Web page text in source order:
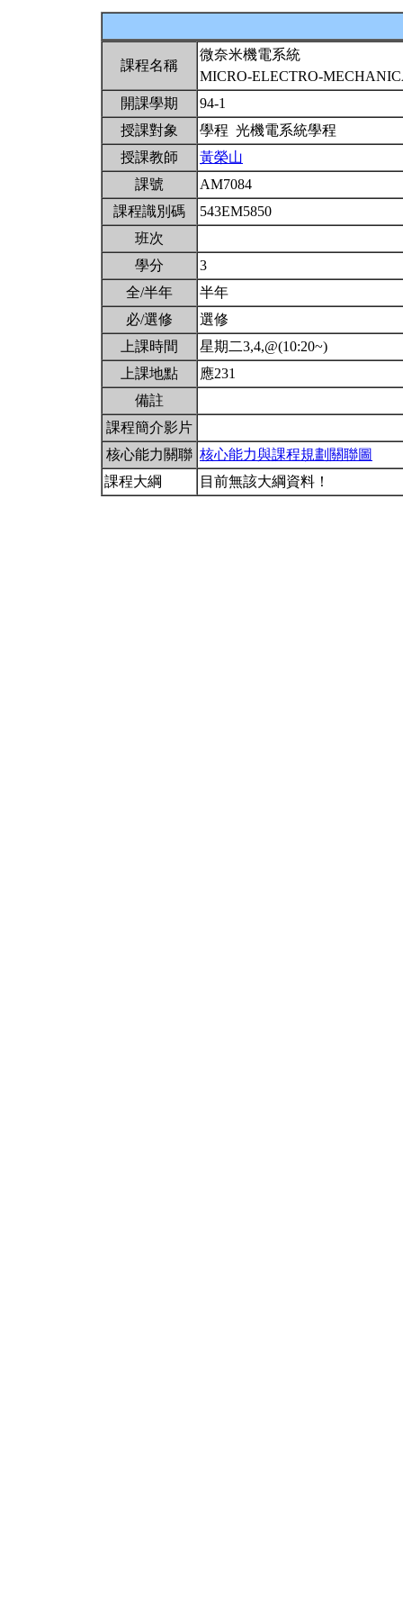
課程名稱
微奈米機電系統
MICRO-ELECTRO-
開課學期
94-1
授課對象
學程 光機電系統學程
授課教師
黃榮山
課號
AM7084
課程識別碼
543EM5850
班次
學分
3
全/半年
半年
必/選修
選修
上課時間
星期二3,4,@(10:20~)
上課地點
應231
備註
課程簡介影片
核心能力關聯 核心能力與課程規劃關聯圖
課程大綱
目前無該大綱資料！